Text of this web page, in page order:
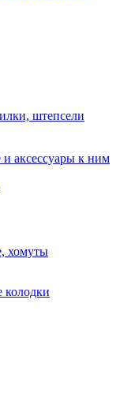
штепсели
аксессуары к ним
хомуты